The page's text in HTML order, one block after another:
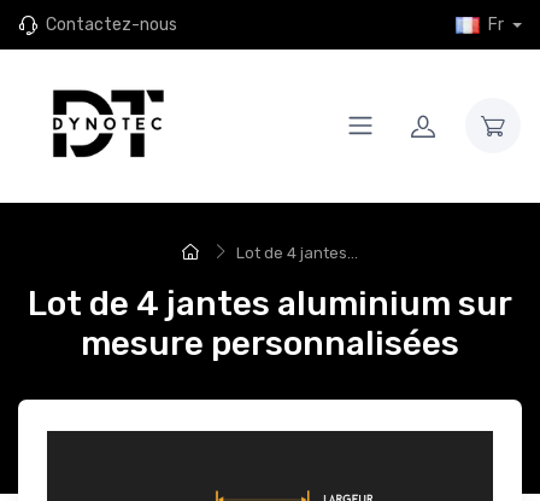
Contactez-nous Fr
Lot de 4 jantes...
Lot de 4 jantes aluminium sur
mesure personnalisées